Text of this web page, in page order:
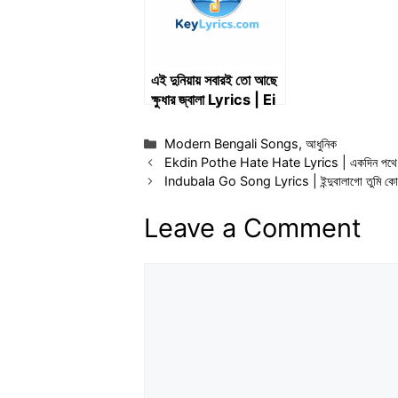
এই দুনিয়ায় সবারই তো আছে
ক্ষুধার জ্বালা Lyrics | Ei
Ache Khudhar
Jwala Lyrics
Categories
Modern Bengali Songs,আধুনিক
Ekdin Pothe Hate Hate Lyrics | একদিন পথে
Indubala Go Song Lyrics | ইন্দুবালাগো তুমি
Leave a Comment